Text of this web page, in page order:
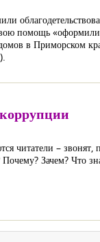
помощь
в Приморском
читатели –
Зачем? Что